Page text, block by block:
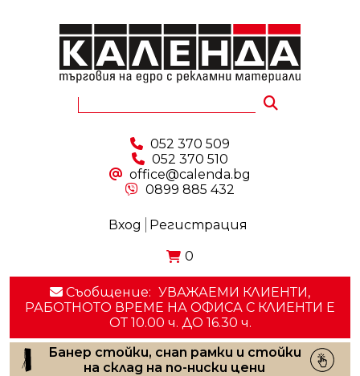
052 370 509
052 370 510
office@calenda.bg
0899 885 432
Вход Регистрация
0
Съобщение: УВАЖАЕМИ КЛИЕНТИ,
РАБОТНОТО ВРЕМЕ НА ОФИСА С КЛИЕНТИ E
ОТ 10.00 ч. ДО 16.30 ч.
Банер стойки, снап рамки и стойки
на склад на по-ниски цени